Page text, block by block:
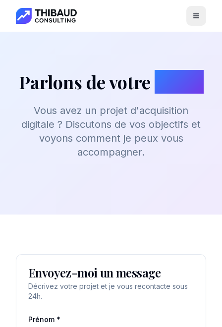
Menu
Parlons de votre
Vous avez un projet d'acquisition
digitale ? Discutons de vos objectifs et
voyons comment je peux vous
accompagner.
Envoyez-moi un message
Décrivez votre projet et je vous recontacte sous
24h.
Prénom *